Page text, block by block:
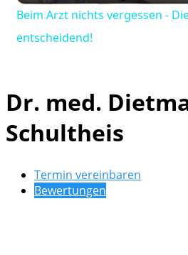
Beim Arzt nichts vergessen -
entscheidend!
Dr. med.
Schultheis
Termin vereinbaren
Bewertungen